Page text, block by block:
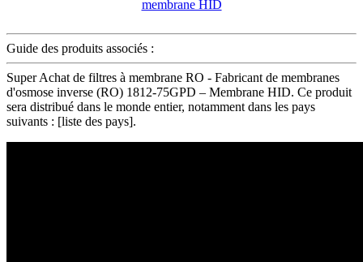
Guide des produits associés :
Super Achat de filtres à membrane RO - Fabricant de membranes
d'osmose inverse (RO) 1812-75GPD – Membrane HID. Ce produit
sera distribué dans le monde entier, notamment dans les pays
suivants : [liste des pays].